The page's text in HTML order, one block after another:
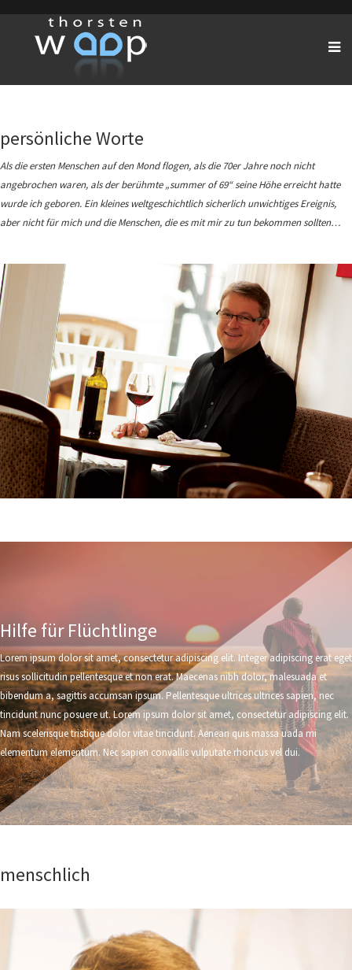
persönliche Worte
Als die ersten Menschen auf den Mond flogen, als die 70er Jahre noch nicht
angebrochen waren, als der berühmte „summer of 69“ seine Höhe erreicht hatte
wurde ich geboren. Ein kleines weltgeschichtlich sicherlich unwichtiges Ereignis,
aber nicht für mich und die Menschen, die es mit mir zu tun bekommen sollten…
Hilfe für Flüchtlinge
Lorem ipsum dolor sit amet, consectetur adipiscing elit. Integer adipiscing erat eget
risus sollicitudin pellentesque et non erat. Maecenas nibh dolor, malesuada et
bibendum a, sagittis accumsan ipsum. Pellentesque ultrices ultrices sapien, nec
tincidunt nunc posuere ut. Lorem ipsum dolor sit amet, consectetur adipiscing elit.
Nam scelerisque tristique dolor vitae tincidunt. Aenean quis massa uada mi
elementum elementum. Nec sapien convallis vulputate rhoncus vel dui.
menschlich